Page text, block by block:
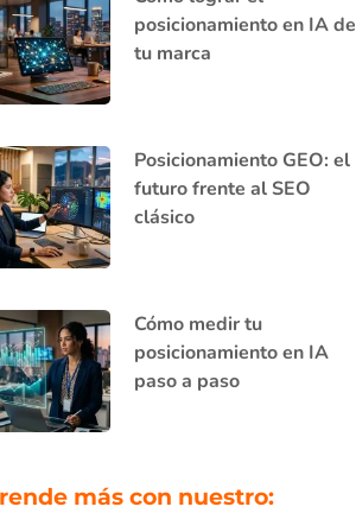
posicionamiento en IA de
tu marca
Posicionamiento GEO: el
futuro frente al SEO
clásico
Cómo medir tu
posicionamiento en IA
paso a paso
más con nuestro: